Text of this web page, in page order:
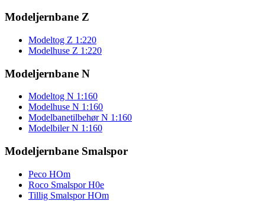
Modeljernbane Z
Modeltog Z 1:220
Modelhuse Z 1:220
Modeljernbane N
Modeltog N 1:160
Modelhuse N 1:160
Modelbanetilbehør N 1:160
Modelbiler N 1:160
Modeljernbane Smalspor
Peco HOm
Roco Smalspor H0e
Tillig Smalspor HOm